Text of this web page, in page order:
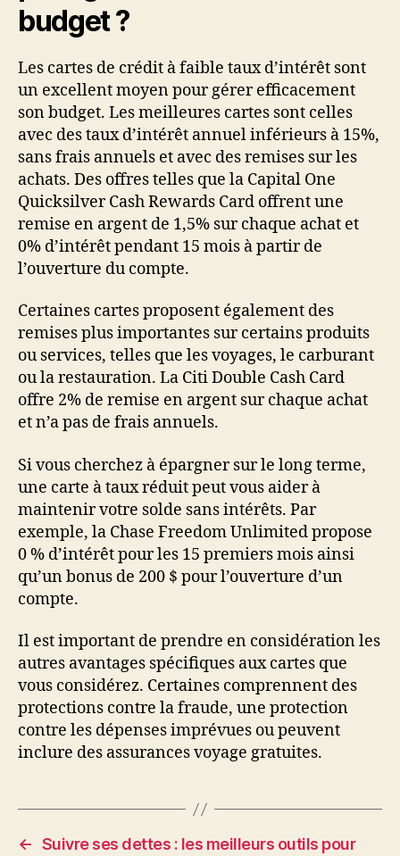
budget ?
Les cartes de crédit à faible taux d’intérêt sont
un excellent moyen pour gérer efficacement
son budget. Les meilleures cartes sont celles
avec des taux d’intérêt annuel inférieurs à 15%,
sans frais annuels et avec des remises sur les
achats. Des offres telles que la Capital One
Quicksilver Cash Rewards Card offrent une
remise en argent de 1,5% sur chaque achat et
0% d’intérêt pendant 15 mois à partir de
l’ouverture du compte.
Certaines cartes proposent également des
remises plus importantes sur certains produits
ou services, telles que les voyages, le carburant
ou la restauration. La Citi Double Cash Card
offre 2% de remise en argent sur chaque achat
et n’a pas de frais annuels.
Si vous cherchez à épargner sur le long terme,
une carte à taux réduit peut vous aider à
maintenir votre solde sans intérêts. Par
exemple, la Chase Freedom Unlimited propose
0 % d’intérêt pour les 15 premiers mois ainsi
qu’un bonus de 200 $ pour l’ouverture d’un
compte.
Il est important de prendre en considération les
autres avantages spécifiques aux cartes que
vous considérez. Certaines comprennent des
protections contre la fraude, une protection
contre les dépenses imprévues ou peuvent
inclure des assurances voyage gratuites.
← Suivre ses dettes : les meilleurs outils pour